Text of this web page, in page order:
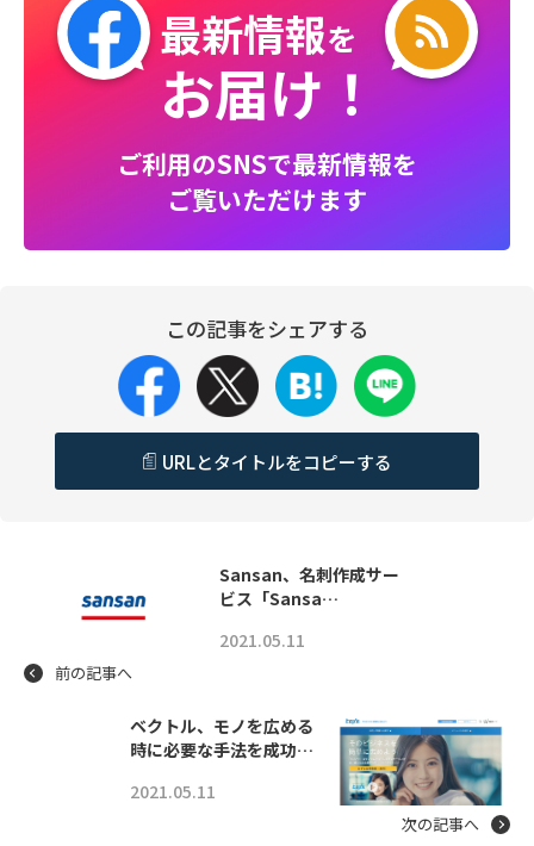
最新情報を
お届け！
ご利用のSNSで最新情報を
ご覧いただけます
この記事をシェアする
URLとタイトルをコピーする
Sansan、名刺作成サー
ビス「Sansa…
2021.05.11
前の記事へ
ベクトル、モノを広める
時に必要な手法を成功…
2021.05.11
次の記事へ